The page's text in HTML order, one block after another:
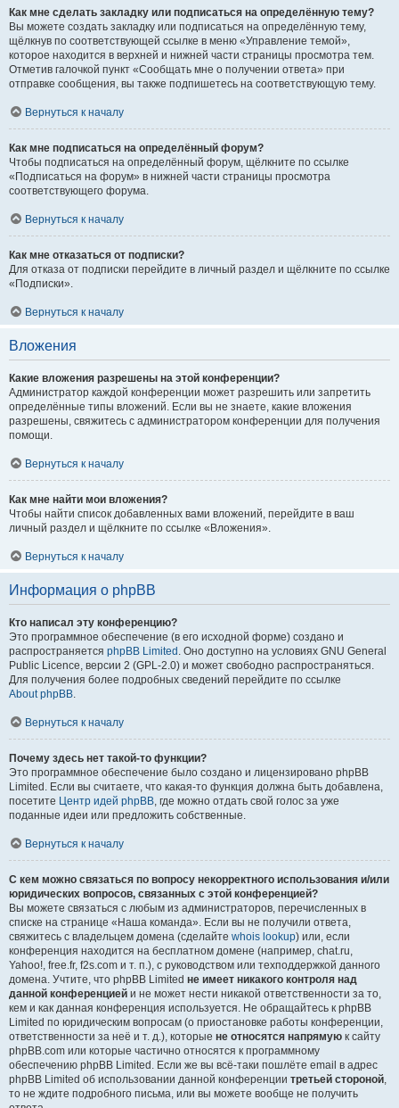
Как мне сделать закладку или подписаться на определённую тему?
Вы можете создать закладку или подписаться на определённую тему,
щёлкнув по соответствующей ссылке в меню «Управление темой»,
которое находится в верхней и нижней части страницы просмотра тем.
Отметив галочкой пункт «Сообщать мне о получении ответа» при
отправке сообщения, вы также подпишетесь на соответствующую тему.
Вернуться к началу
Как мне подписаться на определённый форум?
Чтобы подписаться на определённый форум, щёлкните по ссылке
«Подписаться на форум» в нижней части страницы просмотра
соответствующего форума.
Вернуться к началу
Как мне отказаться от подписки?
Для отказа от подписки перейдите в личный раздел и щёлкните по ссылке
«Подписки».
Вернуться к началу
Вложения
Какие вложения разрешены на этой конференции?
Администратор каждой конференции может разрешить или запретить
определённые типы вложений. Если вы не знаете, какие вложения
разрешены, свяжитесь с администратором конференции для получения
помощи.
Вернуться к началу
Как мне найти мои вложения?
Чтобы найти список добавленных вами вложений, перейдите в ваш
личный раздел и щёлкните по ссылке «Вложения».
Вернуться к началу
Информация о phpBB
Кто написал эту конференцию?
Это программное обеспечение (в его исходной форме) создано и
распространяется phpBB Limited . Оно доступно на условиях GNU General
Public Licence, версии 2 (GPL-2.0) и может свободно распространяться.
Для получения более подробных сведений перейдите по ссылке
About phpBB.
Вернуться к началу
Почему здесь нет такой-то функции?
Это программное обеспечение было создано и лицензировано phpBB
Limited. Если вы считаете, что какая-то функция должна быть добавлена,
посетите Центр идей phpBB, где можно отдать свой голос за уже
поданные идеи или предложить собственные.
Вернуться к началу
С кем можно связаться по вопросу некорректного использования и/или
юридических вопросов, связанных с этой конференцией?
Вы можете связаться с любым из администраторов, перечисленных в
списке на странице «Наша команда». Если вы не получили ответа,
свяжитесь с владельцем домена (сделайте whois lookup) или, если
конференция находится на бесплатном домене (например, chat.ru,
Yahoo!, free.fr, f2s.com и т. п.), с руководством или техподдержкой данного
домена. Учтите, что phpBB Limited не имеет никакого контроля над
данной конференцией и не может нести никакой ответственности за то,
кем и как данная конференция используется. Не обращайтесь к phpBB
Limited по юридическим вопросам (о приостановке работы конференции,
ответственности за неё и т. д.), которые не относятся напрямую к сайту
phpBB.com или которые частично относятся к программному
обеспечению phpBB Limited. Если же вы всё-таки пошлёте email в адрес
phpBB Limited об использовании данной конференции третьей стороной,
то не ждите подробного письма, или вы можете вообще не получить